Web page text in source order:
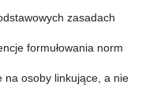
zasadach
formułowania norm
na osoby linkujące, a nie